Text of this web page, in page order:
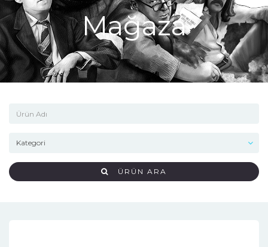
Mağaza
ÜRÜN ARA